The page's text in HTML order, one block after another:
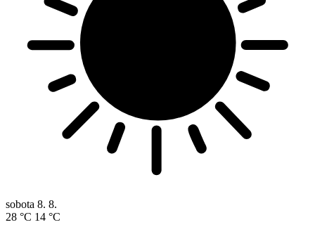
sobota 8. 8.
28 °C 14 °C